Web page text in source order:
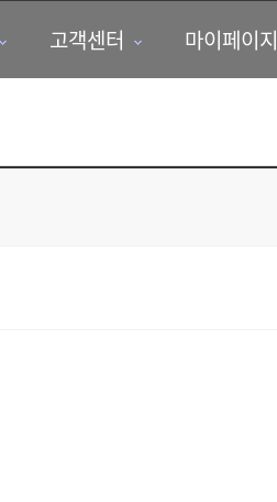
고객센터 마이페이지